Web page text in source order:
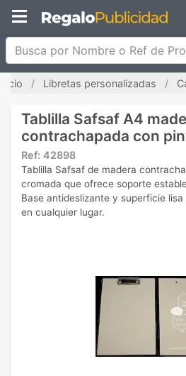
Busca por Nombre o Ref de
Libretas personalizadas
Tablilla Safsaf A4
contrachapada con
Ref: 42898
Tablilla Safsaf de madera
cromada que ofrece soporte
Base antideslizante y superficie
en cualquier lugar.